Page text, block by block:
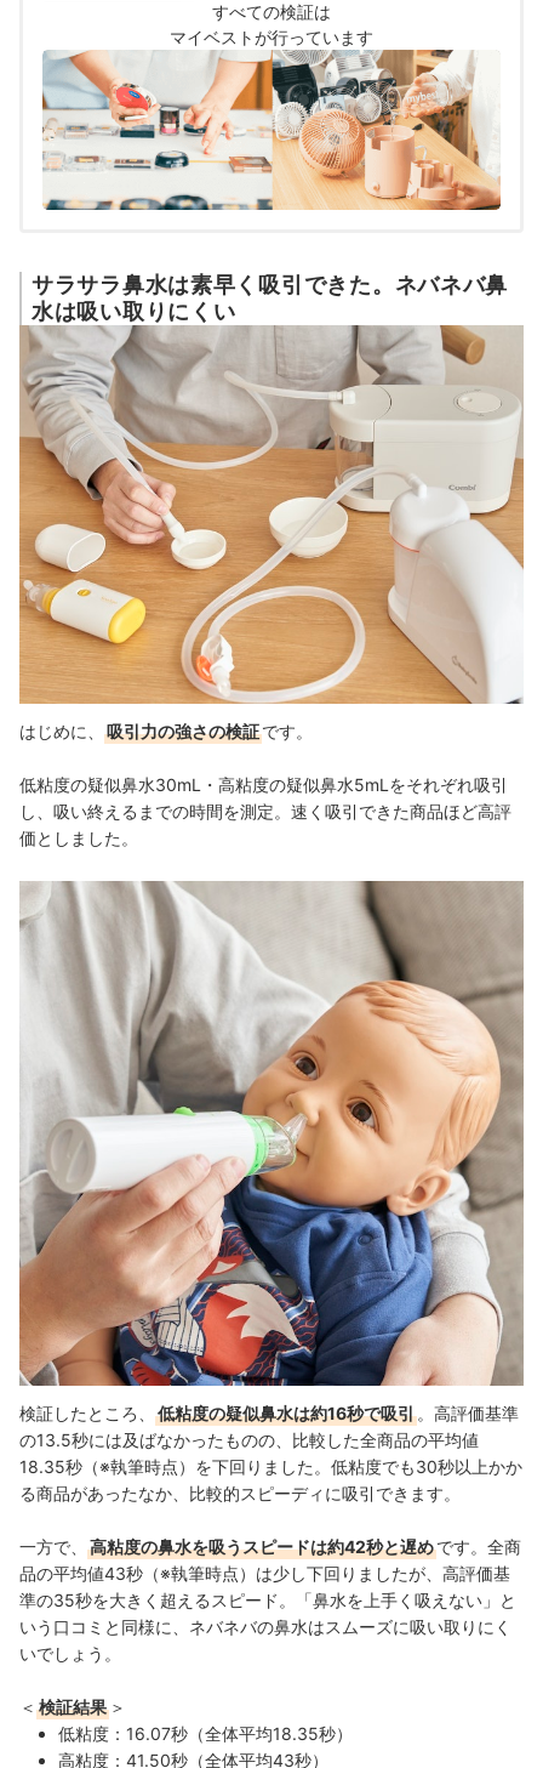
すべての検証は
マイベストが行っています
サラサラ鼻水は素早く吸引できた。ネバネバ鼻
水は吸い取りにくい
はじめに、 吸引力の強さの検証です。
低粘度の疑似鼻水30mL・高粘度の疑似鼻水5mLをそれぞれ吸引
し、 吸い終えるまでの時間を測定。速く吸引できた商品ほど高評
価としました。
検証したところ、 低粘度の疑似鼻水は約16秒で吸引 。高評価基準
の13.5秒には及ばなかったものの、 比較した全商品の平均値
18.35秒（※執筆時点）を下回りました。低粘度でも30秒以上かか
る商品があったなか、比較的スピーディに吸引できます。
一方で、 高粘度の鼻水を吸うスピードは約42秒と遅めです。全商
品の平均値43秒（※執筆時点）は少し下回りましたが、高評価基
準の35秒を大きく超えるスピード。「鼻水を上手く吸えない」と
いう口コミと同様に、ネバネバの鼻水はスムーズに吸い取りにく
いでしょう。
＜ 検証結果 ＞
低粘度：16.07秒（全体平均18.35秒）
高粘度：41.50秒（全体平均43秒）